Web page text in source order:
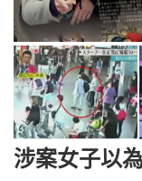
涉案女子以